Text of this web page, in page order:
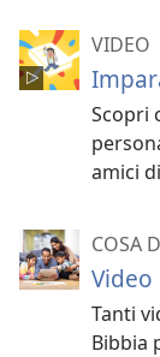
VIDEO
Scopri
amici
COSA
Tanti
Bibbia